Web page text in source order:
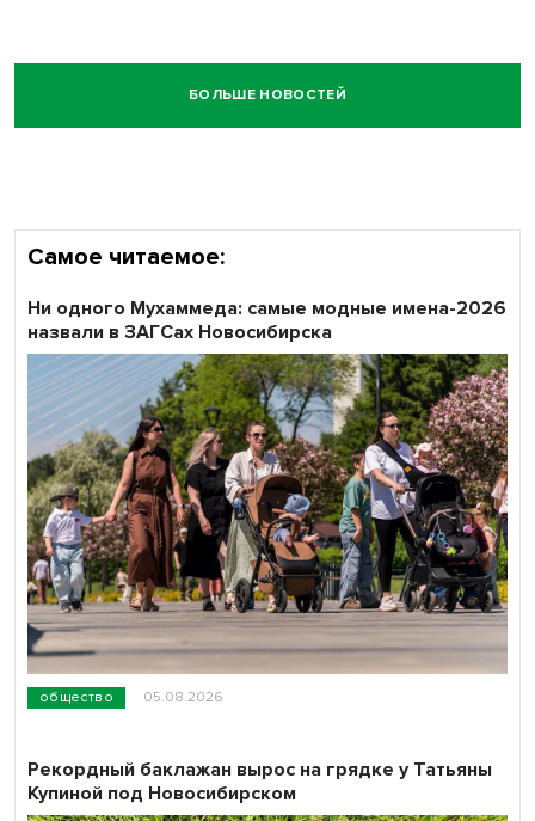
БОЛЬШЕ НОВОСТЕЙ
Самое читаемое:
общество 05.08.2026
Ни одного Мухаммеда: самые модные имена-2026
назвали в ЗАГСах Новосибирска
Рекордный баклажан вырос на грядке у Татьяны
Купиной под Новосибирском